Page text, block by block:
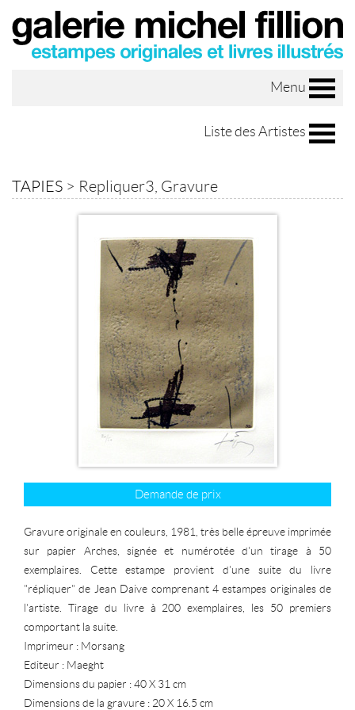
Menu
Liste des Artistes
TAPIES > Repliquer3, Gravure
Demande de prix
Gravure originale en couleurs, 1981, très belle épreuve imprimée
sur papier Arches, signée et numérotée d'un tirage à 50
exemplaires. Cette estampe provient d'une suite du livre
"répliquer" de Jean Daive comprenant 4 estampes originales de
l'artiste. Tirage du livre à 200 exemplaires, les 50 premiers
comportant la suite.
Imprimeur : Morsang
Editeur : Maeght
Dimensions du papier : 40 X 31 cm
Dimensions de la gravure : 20 X 16.5 cm